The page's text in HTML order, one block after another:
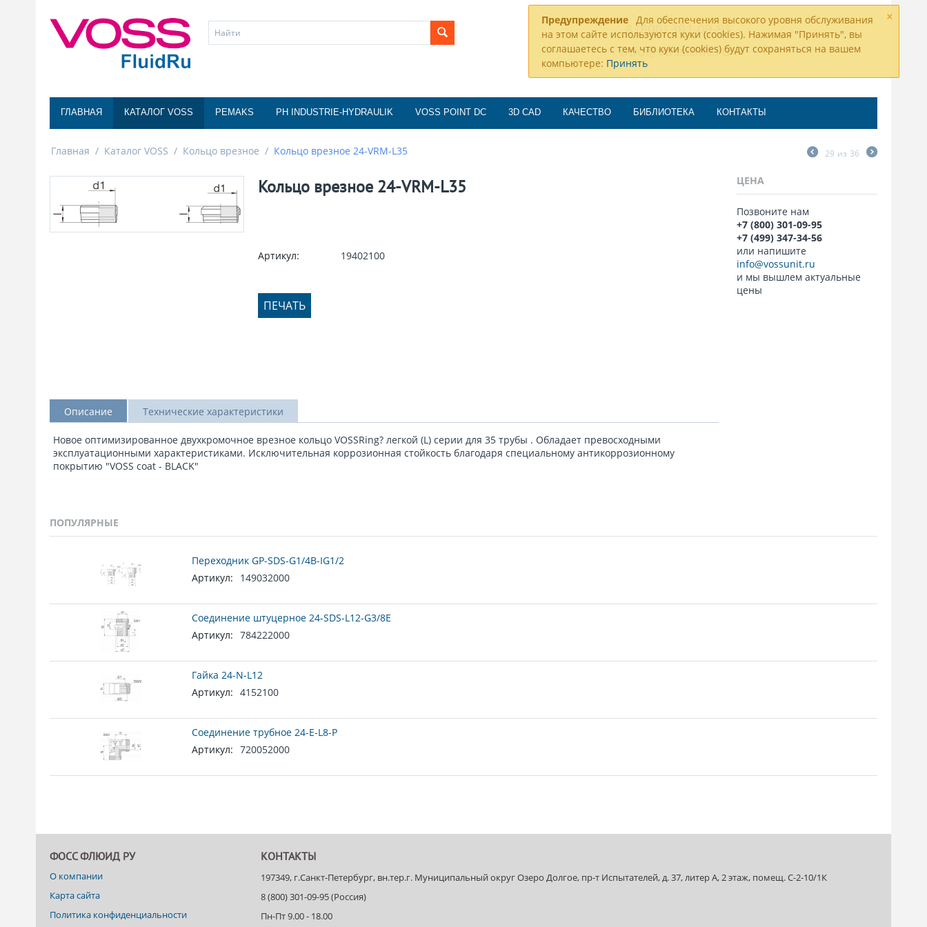
×
Предупреждение Для обеспечения высокого уровня обслуживания
на этом сайте используются куки (cookies). Нажимая "Принять", вы
соглашаетесь с тем, что куки (cookies) будут сохраняться на вашем
компьютере: Принять
8 (800) 301-09-95
info@vossunit.ru
ГЛАВНАЯ КАТАЛОГ VOSS PEMAKS PH INDUSTRIE-HYDRAULIK VOSS POINT DC 3D CAD КАЧЕСТВО БИБЛИОТЕКА КОНТАКТЫ
Главная / Каталог VOSS / Кольцо врезное / Кольцо врезное 24-VRM-L35 29 из 36
Кольцо врезное 24-VRM-L35
Артикул: 19402100
ПЕЧАТЬ
Описание Технические характеристики
Новое оптимизированное двухкромочное врезное кольцо VOSSRing? легкой (L) серии для 35 трубы . Обладает превосходными
эксплуатационными характеристиками. Исключительная коррозионная стойкость благодаря специальному антикоррозионному
покрытию "VOSS coat - BLACK"
ЦЕНА
Позвоните нам
+7 (800) 301-09-95
+7 (499) 347-34-56
или напишите
info@vossunit.ru
и мы вышлем актуальные
цены
ПОПУЛЯРНЫЕ
Переходник GP-SDS-G1/4B-IG1/2
Артикул:
149032000
Соединение штуцерное 24-SDS-L12-G3/8E
Артикул: 784222000
Гайка 24-N-L12
Артикул: 4152100
Соединение трубное 24-E-L8-P
Артикул: 720052000
ФОСС ФЛЮИД РУ
О компании
Карта сайта
Политика конфиденциальности
КОНТАКТЫ
197349, г.Санкт-Петербург, вн.тер.г. Муниципальный округ Озеро Долгое, пр-т Испытателей, д. 37, литер А, 2 этаж, помещ. С-2-10/1К
8 (800) 301-09-95 (Россия)
Пн-Пт 9.00 - 18.00